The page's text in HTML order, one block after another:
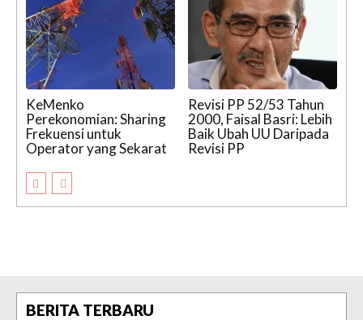
KeMenko
Perekonomian: Sharing
Frekuensi untuk
Operator yang Sekarat
Revisi PP 52/53 Tahun
2000, Faisal Basri: Lebih
Baik Ubah UU Daripada
Revisi PP
BERITA TERBARU